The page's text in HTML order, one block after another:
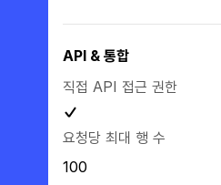
API & 통합
직접 API 접근 권한
요청당 최대 행 수
100